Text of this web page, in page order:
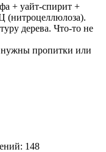
+ уайт-спирит +
(нитроцеллюлоза).
дерева. Что-то не
нужны пропитки или
148